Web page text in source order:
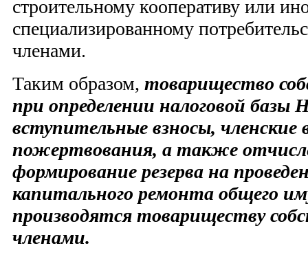
строительному кооперативу или
специализированному
членами.
Таким образом, товарищество
при определении налоговой
вступительные взносы, членские
пожертвования, а также
формирование резерва на
капитального ремонта общего
производятся товариществу
членами.